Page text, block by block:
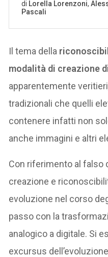
Il tema della
modalità di creazione
apparentemente
tradizionali che quelli
contenere infatti non
anche immagini e altri
Con riferimento al falso
creazione e
evoluzione nel corso
passo con la
analogico a digitale. Si
excursus